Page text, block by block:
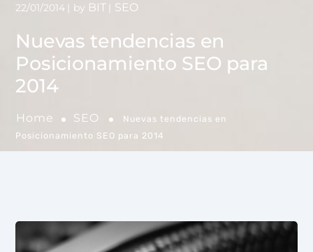
Nuevas tendencias en
Posicionamiento SEO para
2014
Home SEO
Nuevas tendencias en
Posicionamiento SEO para 2014
22/01/2014 by BIT SEO